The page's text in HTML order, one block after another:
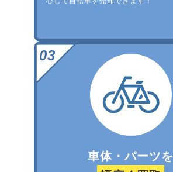
車体・パーツを